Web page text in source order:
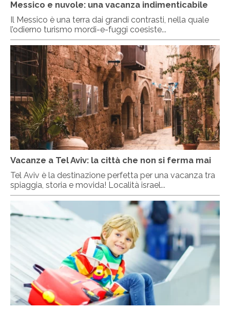
Messico e nuvole: una vacanza indimenticabile
Il Messico è una terra dai grandi contrasti, nella quale
l’odierno turismo mordi-e-fuggi coesiste...
Vacanze a Tel Aviv: la città che non si ferma mai
Tel Aviv è la destinazione perfetta per una vacanza tra
spiaggia, storia e movida! Località israel...